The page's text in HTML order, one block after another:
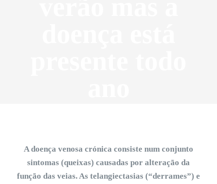
A doença venosa crónica consiste num conjunto
sintomas (queixas) causadas por alteração da
função das veias. As telangiectasias (“derrames”) e